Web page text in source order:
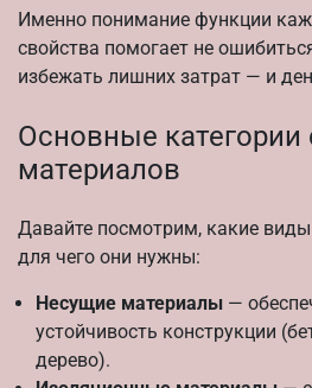
Именно понимание функции
свойства помогает не
избежать лишних затрат — и
Основные категории
материалов
Давайте посмотрим, какие
для чего они нужны:
Несущие материалы —
устойчивость конструкции
дерево).